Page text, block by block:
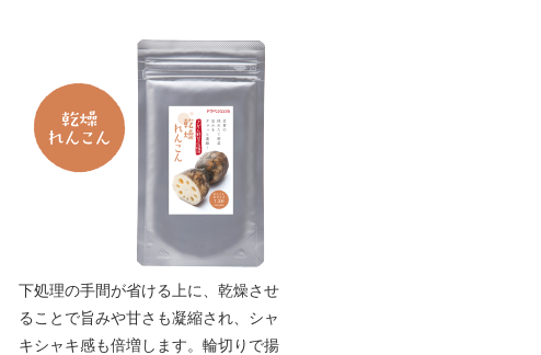
下処理の手間が省ける上に、乾燥させ
ることで旨みや甘さも凝縮され、シャ
キシャキ感も倍増します。輪切りで揚